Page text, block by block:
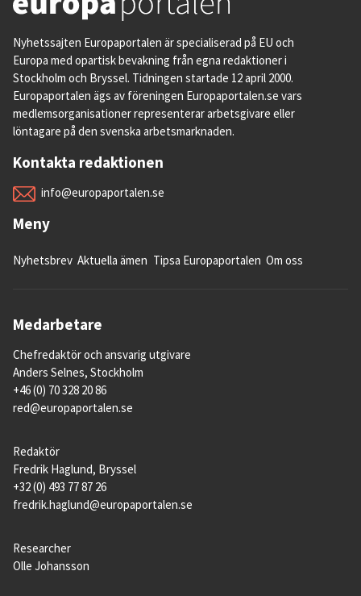
Nyhetssajten Europaportalen är specialiserad på EU och
Europa med opartisk bevakning från egna redaktioner i
Stockholm och Bryssel. Tidningen startade 12 april 2000.
Europaportalen ägs av föreningen Europaportalen.se vars
medlemsorganisationer representerar arbetsgivare eller
löntagare på den svenska arbetsmarknaden.
Kontakta redaktionen
info@europaportalen.se
Meny
Nyhetsbrev Aktuella ämen Tipsa Europaportalen Om oss
Medarbetare
Chefredaktör och ansvarig utgivare
Anders Selnes, Stockholm
+46 (0) 70 328 20 86
red@europaportalen.se
Redaktör
Fredrik Haglund, Bryssel
+32 (0) 493 77 87 26
fredrik.haglund@europaportalen.se
Researcher
Olle Johansson